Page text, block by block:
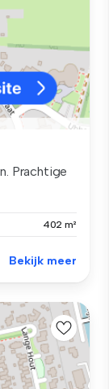
Prachtige
402 m²
Bekijk meer